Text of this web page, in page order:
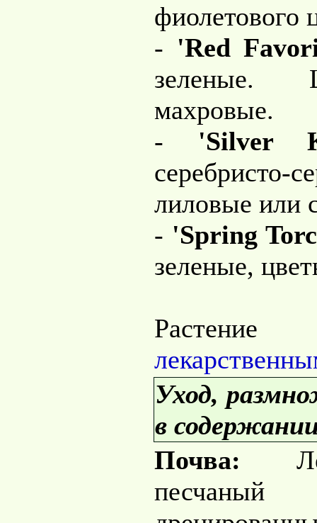
фиолетового
- 'Red
зеленые.
махровые.
- 'Silver
серебристо-
лиловые или
- 'Spring
зеленые,
Уход,
в
Почва: